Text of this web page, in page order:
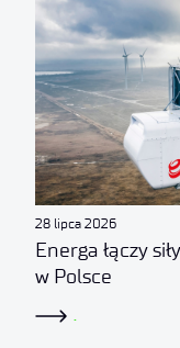
Energa łączy
w Polsce
28 lipca 2026